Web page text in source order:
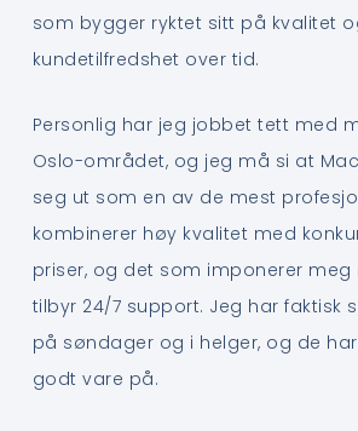
som bygger ryktet sitt på kvalitet
kundetilfredshet over tid.
Personlig har jeg jobbet tett med
Oslo-området, og jeg må si at
seg ut som en av de mest
kombinerer høy kvalitet med
priser, og det som imponerer meg
tilbyr 24/7 support. Jeg har faktisk
på søndager og i helger, og de
godt vare på.